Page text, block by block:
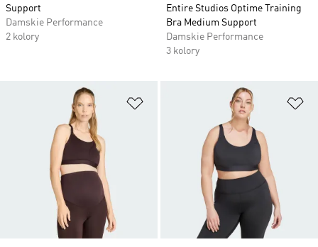
Support
Damskie Performance
2 kolory
Entire Studios Optime Training
Bra Medium Support
Damskie Performance
3 kolory
Dodaj do listy życzeń